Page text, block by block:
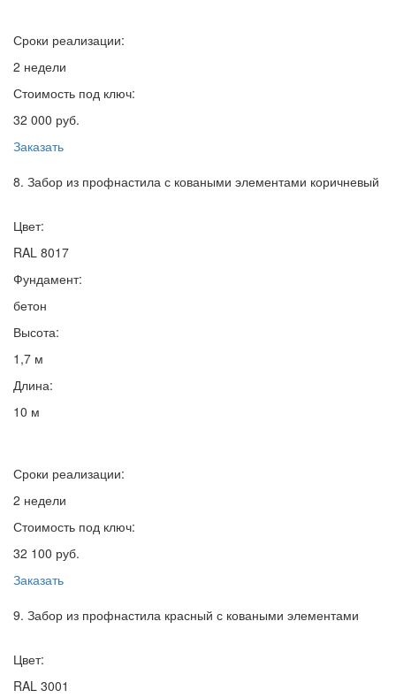
Сроки реализации:
2 недели
Стоимость под ключ:
32 000 руб.
Заказать
8. Забор из профнастила с коваными элементами коричневый
Цвет:
RAL 8017
Фундамент:
бетон
Высота:
1,7 м
Длина:
10 м
Сроки реализации:
2 недели
Стоимость под ключ:
32 100 руб.
Заказать
9. Забор из профнастила красный с коваными элементами
Цвет:
RAL 3001